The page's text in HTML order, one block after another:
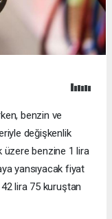
benzin ve
değişkenlik
üzere benzine 1 lira
yansıyacak fiyat
lira 75 kuruştan